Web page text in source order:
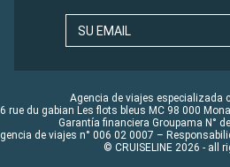
SU EMAIL
Agencia de viajes especializada
rue du gabian Les flots bleus MC 98 000
Garantía financiera Groupama N°
de viajes n° 006 02 0007 –
© CRUISELINE 2026 - all